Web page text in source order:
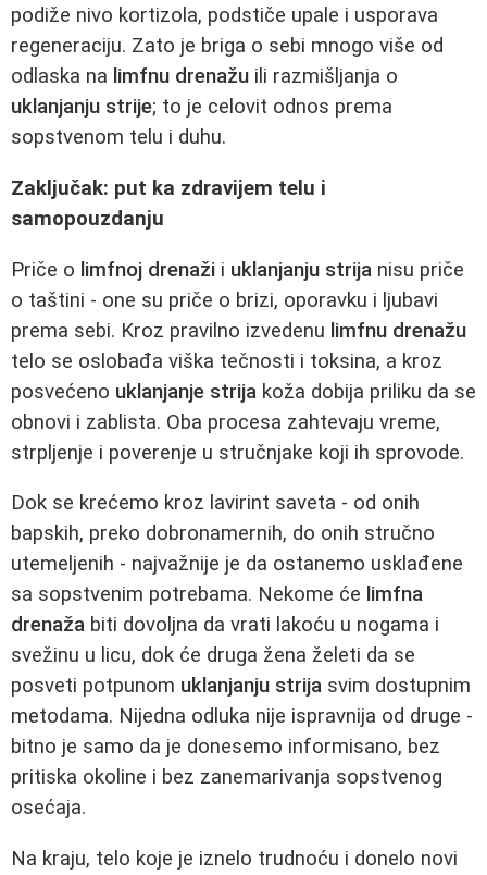
podiže nivo kortizola, podstiče upale i usporava
regeneraciju. Zato je briga o sebi mnogo više od
odlaska na limfnu drenažu ili razmišljanja o
uklanjanju strije; to je celovit odnos prema
sopstvenom telu i duhu.
Zaključak: put ka zdravijem telu i
samopouzdanju
Priče o limfnoj drenaži i uklanjanju strija nisu priče
o taštini - one su priče o brizi, oporavku i ljubavi
prema sebi. Kroz pravilno izvedenu limfnu drenažu
telo se oslobađa viška tečnosti i toksina, a kroz
posvećeno uklanjanje strija koža dobija priliku da se
obnovi i zablista. Oba procesa zahtevaju vreme,
strpljenje i poverenje u stručnjake koji ih sprovode.
Dok se krećemo kroz lavirint saveta - od onih
bapskih, preko dobronamernih, do onih stručno
utemeljenih - najvažnije je da ostanemo usklađene
sa sopstvenim potrebama. Nekome će limfna
drenaža biti dovoljna da vrati lakoću u nogama i
svežinu u licu, dok će druga žena želeti da se
posveti potpunom uklanjanju strija svim dostupnim
metodama. Nijedna odluka nije ispravnija od druge -
bitno je samo da je donesemo informisano, bez
pritiska okoline i bez zanemarivanja sopstvenog
osećaja.
Na kraju, telo koje je iznelo trudnoću i donelo novi